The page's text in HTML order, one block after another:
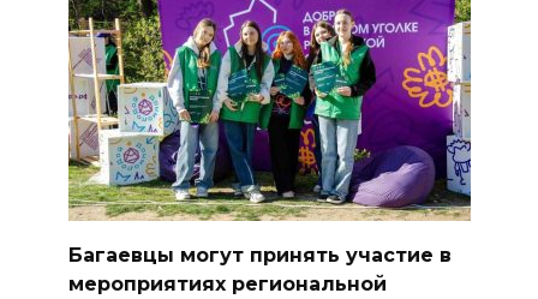
Багаевцы могут принять участие в
мероприятиях региональной